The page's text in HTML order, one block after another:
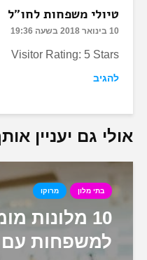
טיולי משפחות לחו"ל
10 בינואר 2018 בשעה 19:36
Visitor Rating: 5 Stars
להגיב
אולי גם יעניין
בתי מלון מרוקו
10 מלונות
למשפחות עם